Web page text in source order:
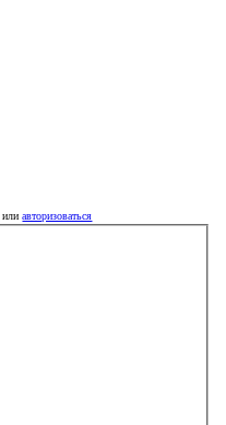
илиавторизоваться